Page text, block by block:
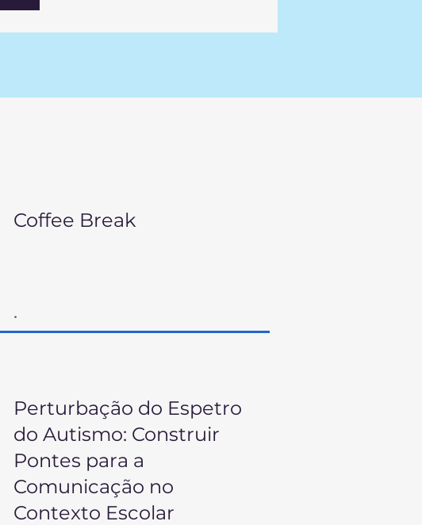
Coffee Break
.
Perturbação do Espetro
do Autismo: Construir
Pontes para a
Comunicação no
Contexto Escolar